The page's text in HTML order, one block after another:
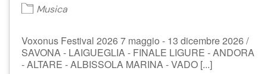
Musica
Voxonus Festival 2026 7 maggio - 13 dicembre 2026 /
SAVONA - LAIGUEGLIA - FINALE LIGURE - ANDORA
- ALTARE - ALBISSOLA MARINA - VADO [...]